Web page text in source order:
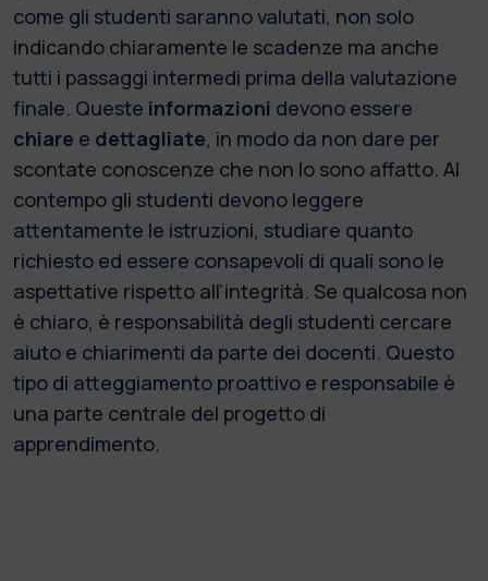
come gli studenti saranno valutati, non solo
indicando chiaramente le scadenze ma anche
tutti i passaggi intermedi prima della valutazione
finale. Queste informazioni devono essere
chiare e dettagliate, in modo da non dare per
scontate conoscenze che non lo sono affatto. Al
contempo gli studenti devono leggere
attentamente le istruzioni, studiare quanto
richiesto ed essere consapevoli di quali sono le
aspettative rispetto all’integrità. Se qualcosa non
è chiaro, è responsabilità degli studenti cercare
aiuto e chiarimenti da parte dei docenti. Questo
tipo di atteggiamento proattivo e responsabile è
una parte centrale del progetto di
apprendimento.